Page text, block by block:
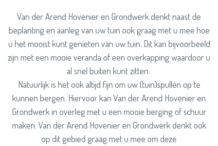
Van der Arend Hovenier en Grondwerk denkt naast de
beplanting en aanleg van uw tuin ook graag met u mee hoe
u het mooist kunt genieten van uw tuin. Dit kan bijvoorbeeld
zijn met een mooie veranda of een overkapping waardoor u
al snel buiten kunt zitten.
Natuurlijk is het ook altijd fijn om uw (tuin)spullen op te
kunnen bergen. Hiervoor kan Van der Arend Hovenier en
Grondwerk in overleg met u een mooie berging of schuur
maken. Van der Arend Hovenier en Grondwerk denkt ook
op dit gebied graag met u mee om deze